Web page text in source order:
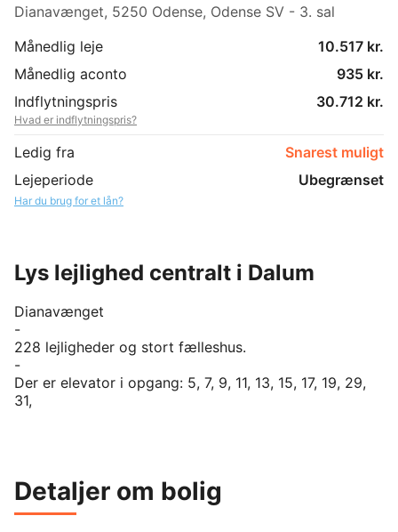
Dianavænget, 5250 Odense, Odense SV - 3. sal
Månedlig leje
10.517 kr.
Månedlig aconto
935 kr.
Indflytningspris
30.712 kr.
Hvad er indflytningspris?
Ledig fra
Snarest muligt
Lejeperiode
Ubegrænset
Har du brug for et lån?
Lys lejlighed centralt i Dalum
Dianavænget
-
228 lejligheder og stort fælleshus.
-
Der er elevator i opgang: 5, 7, 9, 11, 13, 15, 17, 19, 29,
31,
den smukke ådal som direkte nærområde. Tæt på
gode indkøbsmuligheder, skole og daginstitutioner.
Detaljer om bolig